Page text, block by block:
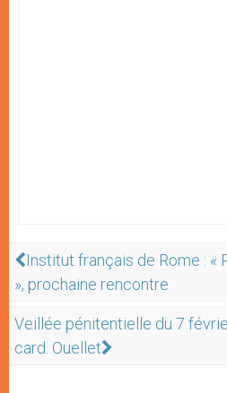
Institut français de Rome : «
», prochaine rencontre
Veillée pénitentielle du 7
card. Ouellet